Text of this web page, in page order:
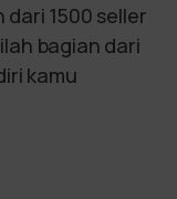
1500 seller
bagian dari
kamu